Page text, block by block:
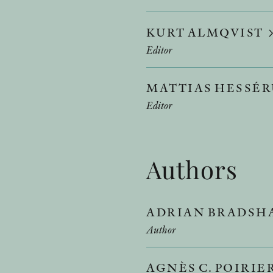
KURT ALMQVIST
Editor
MATTIAS
Editor
Authors
ADRIAN
Author
AGNÈS C.